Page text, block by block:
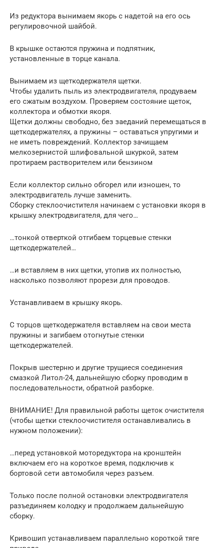
Из редуктора вынимаем якорь с надетой на его ось
регулировочной шайбой.
В крышке остаются пружина и подпятник,
установленные в торце канала.
Вынимаем из щеткодержателя щетки.
Чтобы удалить пыль из электродвигателя, продуваем
его сжатым воздухом. Проверяем состояние щеток,
коллектора и обмотки якоря.
Щетки должны свободно, без заеданий перемещаться в
щеткодержателях, а пружины – оставаться упругими и
не иметь повреждений. Коллектор зачищаем
мелкозернистой шлифовальной шкуркой, затем
протираем растворителем или бензином
Если коллектор сильно обгорел или изношен, то
электродвигатель лучше заменить.
Сборку стеклоочистителя начинаем с установки якоря в
крышку электродвигателя, для чего…
…тонкой отверткой отгибаем торцевые стенки
щеткодержателей…
…и вставляем в них щетки, утопив их полностью,
насколько позволяют прорези для проводов.
Устанавливаем в крышку якорь.
С торцов щеткодержателя вставляем на свои места
пружины и загибаем отогнутые стенки
щеткодержателей.
Покрыв шестерню и другие трущиеся соединения
смазкой Литол-24, дальнейшую сборку проводим в
последовательности, обратной разборке.
ВНИМАНИЕ! Для правильной работы щеток очистителя
(чтобы щетки стеклоочистителя останавливались в
нужном положении):
…перед установкой моторедуктора на кронштейн
включаем его на короткое время, подключив к
бортовой сети автомобиля через разъем.
Только после полной остановки электродвигателя
разъединяем колодку и продолжаем дальнейшую
сборку.
Кривошип устанавливаем параллельно короткой тяге